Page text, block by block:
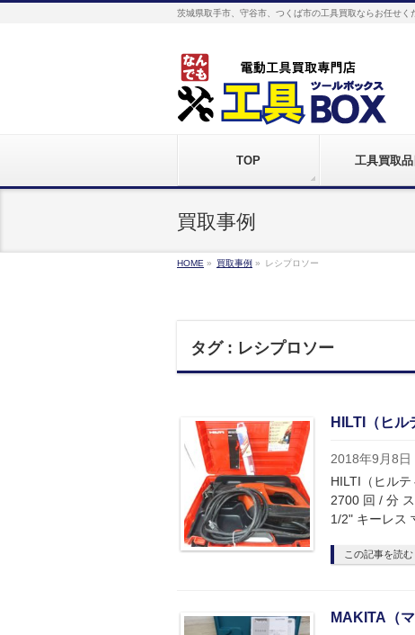
茨城県取手市、守谷市、つくば市の工具買取ならお任せく
TOP 工具買取品
買取事例
HOME » 買取事例 » レシプロソー
タグ : レシプロソー
HILTI（ヒル
2018年9月8日
HILTI（ヒル
2700 回 / 分
1/2" キーレス
この記事を読む
MAKITA（